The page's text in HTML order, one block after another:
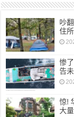
吵
住
惨
告
惊!
大